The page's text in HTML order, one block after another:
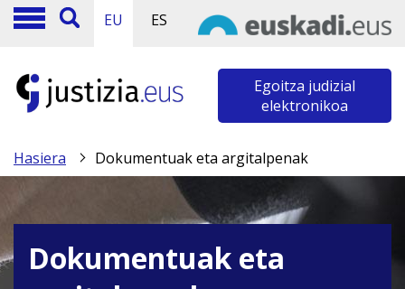
EU ES
Egoitza judizial
elektronikoa
Hasiera Dokumentuak eta argitalpenak
Dokumentuak eta